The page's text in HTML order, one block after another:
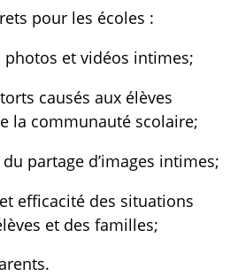
pour les écoles :
et vidéos intimes;
causés aux élèves
la communauté scolaire;
partage d’images intimes;
efficacité des situations
et des familles;